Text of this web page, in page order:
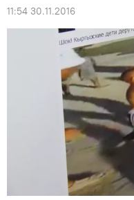
11:54 30.11.2016